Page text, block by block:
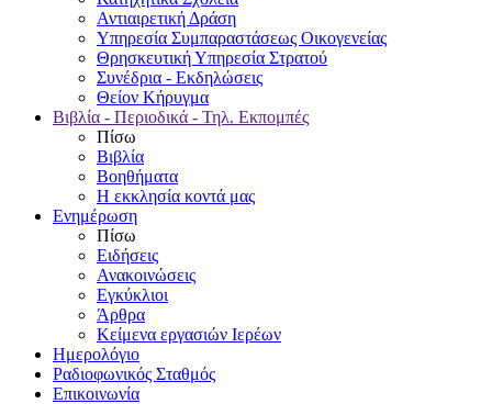
Αντιαιρετική Δράση
Υπηρεσία Συμπαραστάσεως Οικογενείας
Θρησκευτική Υπηρεσία Στρατού
Συνέδρια - Εκδηλώσεις
Θείον Κήρυγμα
Βιβλία - Περιοδικά - Τηλ. Εκπομπές
Πίσω
Βιβλία
Βοηθήματα
Η εκκλησία κοντά μας
Ενημέρωση
Πίσω
Ειδήσεις
Ανακοινώσεις
Εγκύκλιοι
Άρθρα
Κείμενα εργασιών Ιερέων
Ημερολόγιο
Ραδιοφωνικός Σταθμός
Επικοινωνία